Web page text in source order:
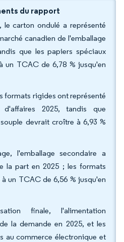
du rapport
carton ondulé a représenté
canadien de l'emballage
que les papiers spéciaux
un TCAC de 6,78 % jusqu'en
formats rigides ont représenté
2025, tandis que
devrait croître à 6,93 %
l'emballage secondaire a
la part en 2025 ; les formats
un TCAC de 6,56 % jusqu'en
finale, l'alimentation
la demande en 2025, et les
au commerce électronique et